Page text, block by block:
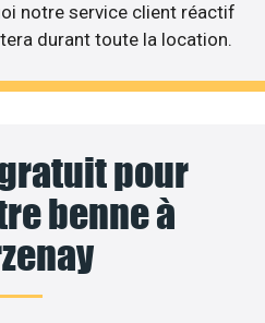
notre service client réactif
durant toute la location.
pour
benne à